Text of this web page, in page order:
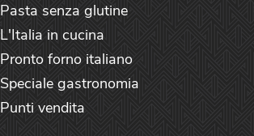
Pasta senza glutine
L'Italia in cucina
Pronto forno italiano
Speciale gastronomia
Punti vendita